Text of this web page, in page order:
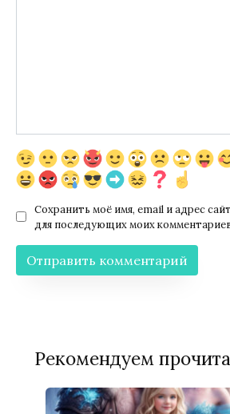
Сохранить моё имя, email и адрес
для последующих моих
Рекомендуем